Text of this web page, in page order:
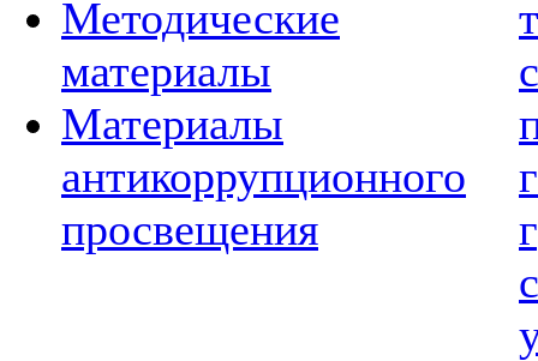
Методические
материалы
Материалы
антикоррупционного
просвещения